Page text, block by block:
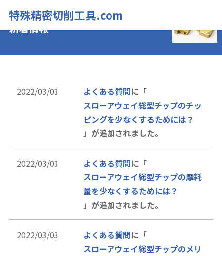
特殊精密切削工具.com
新着情報
2022/03/03 よくある質問に「
スローアウェイ総型チップのチッ
ピングを少なくするためには？
」が追加されました。
2022/03/03 よくある質問に「
スローアウェイ総型チップの摩耗
量を少なくするためには？
」が追加されました。
2022/03/03 よくある質問に「
スローアウェイ総型チップのメリ